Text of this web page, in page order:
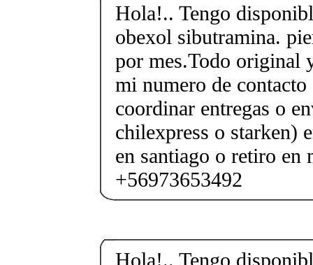
Hola!.. Tengo
obexol sibutramina.
por mes.Todo original
mi numero de
coordinar entregas o
chilexpress o starken)
en santiago o retiro
+56973653492
Hola!.. Tengo